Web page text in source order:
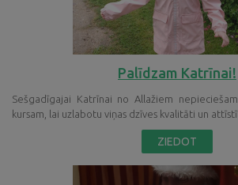
Palīdzam Katrīnai!
Sešgadīgajai Katrīnai no Allažiem
kursam, lai uzlabotu viņas dzīves kvalitāti un
ZIEDOT